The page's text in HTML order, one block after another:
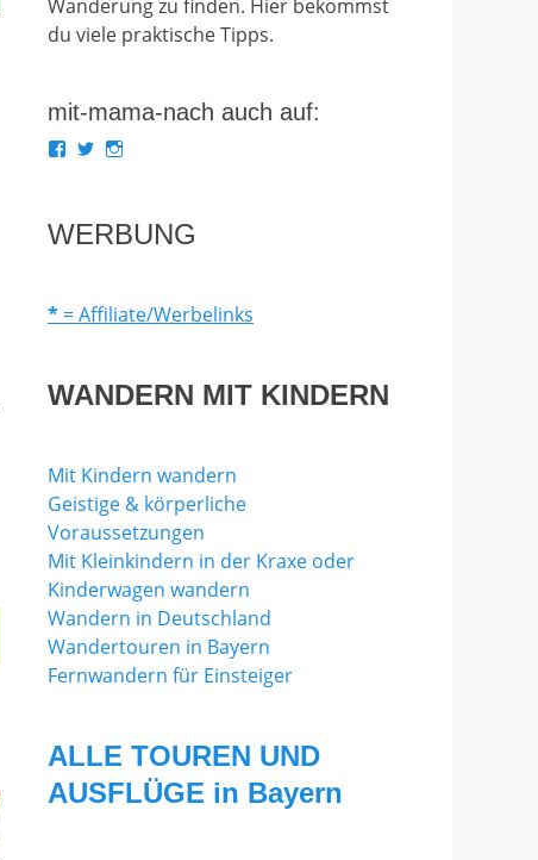
Wanderung zu finden. Hier bekommst
du viele praktische Tipps.
mit-mama-nach auch auf:
Profil
Facebook
anzeigen
Profil
Twitter
anzeigen
Instagram
anzeigen
WERBUNG
* = Affiliate/Werbelinks
WANDERN MIT KINDERN
Mit Kindern wandern
Geistige & körperliche
Voraussetzungen
Mit Kleinkindern in der Kraxe oder
Kinderwagen wandern
Wandern in Deutschland
Wandertouren in Bayern
Fernwandern für Einsteiger
ALLE TOUREN UND
AUSFLÜGE in Bayern